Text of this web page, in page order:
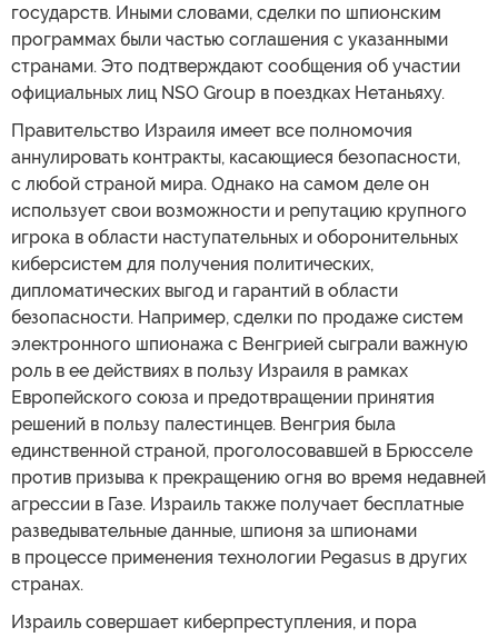
государств. Иными словами, сделки по шпионским
программах были частью соглашения с указанными
странами. Это подтверждают сообщения об участии
официальных лиц NSO Group в поездках Нетаньяху.
Правительство Израиля имеет все полномочия
аннулировать контракты, касающиеся безопасности,
с любой страной мира. Однако на самом деле он
использует свои возможности и репутацию крупного
игрока в области наступательных и оборонительных
киберсистем для получения политических,
дипломатических выгод и гарантий в области
безопасности. Например, сделки по продаже систем
электронного шпионажа с Венгрией сыграли важную
роль в ее действиях в пользу Израиля в рамках
Европейского союза и предотвращении принятия
решений в пользу палестинцев. Венгрия была
единственной страной, проголосовавшей в Брюсселе
против призыва к прекращению огня во время недавней
агрессии в Газе. Израиль также получает бесплатные
разведывательные данные, шпионя за шпионами
в процессе применения технологии Pegasus в других
странах.
Израиль совершает киберпреступления, и пора